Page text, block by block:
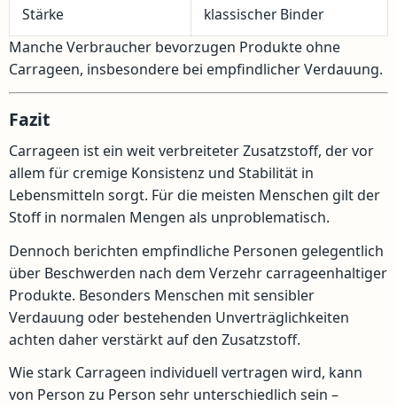
Stärke
klassischer Binder
Manche Verbraucher bevorzugen Produkte ohne
Carrageen, insbesondere bei empfindlicher Verdauung.
Fazit
Carrageen ist ein weit verbreiteter Zusatzstoff, der vor
allem für cremige Konsistenz und Stabilität in
Lebensmitteln sorgt. Für die meisten Menschen gilt der
Stoff in normalen Mengen als unproblematisch.
Dennoch berichten empfindliche Personen gelegentlich
über Beschwerden nach dem Verzehr carrageenhaltiger
Produkte. Besonders Menschen mit sensibler
Verdauung oder bestehenden Unverträglichkeiten
achten daher verstärkt auf den Zusatzstoff.
Wie stark Carrageen individuell vertragen wird, kann
von Person zu Person sehr unterschiedlich sein –